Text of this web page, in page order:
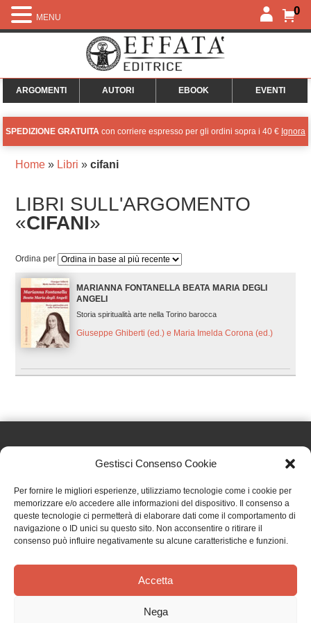
Gestisci Consenso Cookie
Per fornire le migliori esperienze, utilizziamo tecnologie come i cookie per
memorizzare e/o accedere alle informazioni del dispositivo. Il consenso a
queste tecnologie ci permetterà di elaborare dati come il comportamento di
navigazione o ID unici su questo sito. Non acconsentire o ritirare il
consenso può influire negativamente su alcune caratteristiche e funzioni.
Accetta
Nega
0
ARGOMENTI AUTORI EBOOK EVENTI
SPEDIZIONE GRATUITA con corriere espresso per gli ordini sopra i 40 € Ignora
Home» Libri » cifani
LIBRI SULL'ARGOMENTO
«CIFANI»
Ordina per
MARIANNA FONTANELLA BEATA MARIA DEGLI
ANGELI
Storia spiritualità arte nella Torino barocca
Giuseppe Ghiberti (ed.) e Maria Imelda Corona (ed.)
Effatà Editrice di Pellegrino Paolo SAS
C.F. e P.IVA 09655250018
Via Tre Denti, 1 - 10060 Cantalupa (TO)
Telefono: (+39) 0121 353452 - Fax: (+39) 0121 353839
TERMINI E CONDIZIONI
MENU